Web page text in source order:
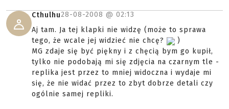
Cthulhu28-08-2008 @ 02:13
Aj tam. Ja tej klapki nie widzę (może to sprawa
tego, że wcale jej widzieć nie chcę?
)
MG zdaje się być piękny i z chęcią bym go kupił,
tylko nie podobają mi się zdjęcia na czarnym tle -
replika jest przez to mniej widoczna i wydaje mi
się, że nie widać przez to zbyt dobrze detali czy
ogólnie samej repliki.